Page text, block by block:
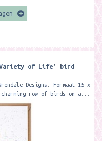
Variety of Life' bird
Designs. Formaat 15 x
row of birds on a...